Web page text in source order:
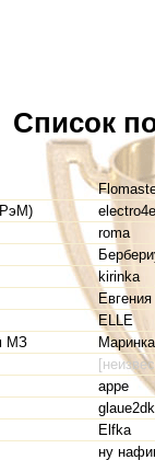
Список
roma
kirinka
Евгения
ELLE
МЗ
Маринка
appe
glaue2dk
Elfka
ну